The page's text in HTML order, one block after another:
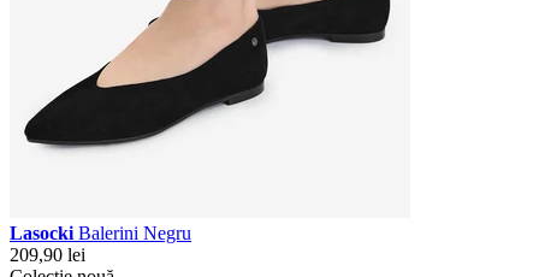
Lasocki Balerini Negru
209,90 lei